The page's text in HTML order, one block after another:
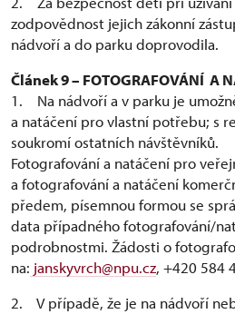
zodpovědnost jejich zákonní
nádvoří a do parku doprovodila.
Článek 9 – FOTOGRAFOVÁNÍ A
1. Na nádvoří a v parku je
a natáčení pro vlastní potřebu; s
soukromí ostatních návštěvníků.
Fotografování a natáčení pro
a fotografování a natáčení
předem, písemnou formou se
data případného fotografování/
podrobnostmi. Žádosti o
na: janskyvrch@npu.cz, +420 584
2. V případě, že je na nádvoří